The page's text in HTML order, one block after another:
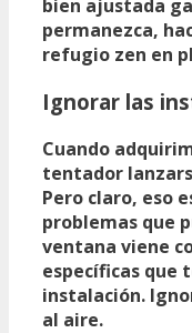
bien ajustada
permanezca,
refugio zen en
Ignorar las
Cuando
tentador
Pero claro, eso
problemas que
ventana viene
específicas que
instalación.
al aire.